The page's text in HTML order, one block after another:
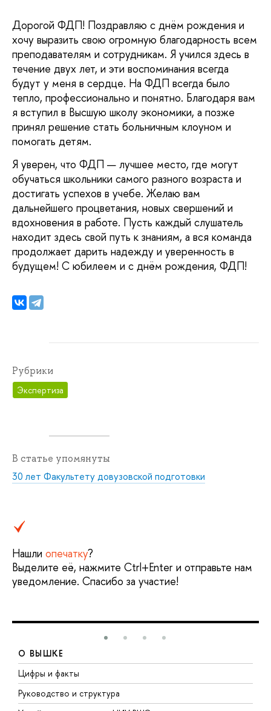
Дорогой ФДП! Поздравляю с днём рождения и
хочу выразить свою огромную благодарность всем
преподавателям и сотрудникам. Я учился здесь в
течение двух лет, и эти воспоминания всегда
будут у меня в сердце. На ФДП всегда было
тепло, профессионально и понятно. Благодаря вам
я вступил в Высшую школу экономики, а позже
принял решение стать больничным клоуном и
помогать детям.
Я уверен, что ФДП — лучшее место, где могут
обучаться школьники самого разного возраста и
достигать успехов в учебе. Желаю вам
дальнейшего процветания, новых свершений и
вдохновения в работе. Пусть каждый слушатель
находит здесь свой путь к знаниям, а вся команда
продолжает дарить надежду и уверенность в
будущем! С юбилеем и с днём рождения, ФДП!
Рубрики
Экспертиза
В статье упомянуты
30 лет Факультету довузовской подготовки
Нашли опечатку?
Выделите её, нажмите Ctrl+Enter и отправьте нам
уведомление. Спасибо за участие!
О ВЫШКЕ
Цифры и факты
Руководство и структура